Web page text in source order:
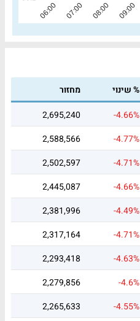
% שינוי
מחזור
-4.66%
2,695,240
-4.77%
2,588,566
-4.71%
2,502,597
-4.66%
2,445,087
-4.49%
2,381,996
-4.71%
2,317,164
-4.63%
2,293,418
-4.6%
2,279,856
-4.55%
2,265,633